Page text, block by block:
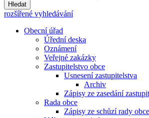
Hledat
rozšířené vyhledávání
Obecní úřad
Úřední deska
Oznámení
Veřejné zakázky
Zastupitelstvo obce
Usnesení zastupitelstva
Archiv
Zápisy ze zasedání
Rada obce
Zápisy ze schůzí rady obce